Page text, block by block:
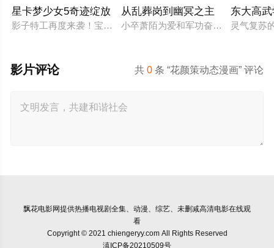
星卡梦少女5奇迹绽放
影子特工再度来袭！宝石族精灵竟然成了关键所在！东方桃子
从乱葬岗到幽冥之主
小卒萧陌为爱和军功奋斗三年，却被
东大高
灵气复苏
共0 条 “花颜策动态漫画” 评论
影片评论
飘花电影网提供热播电视剧全集、动漫、综艺、未删减高清电影在线观
看
Copyright © 2021 chiengeryy.com All Rights Reserved
滇ICP备20210509号